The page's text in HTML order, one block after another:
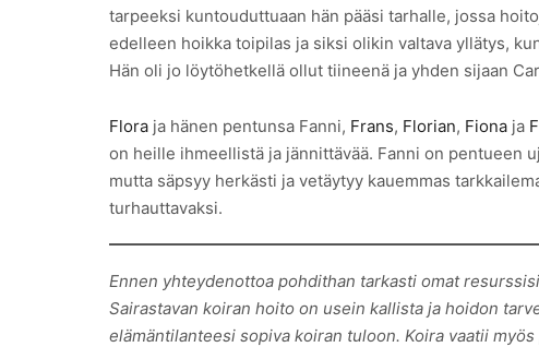
tarpeeksi kuntouduttuaan hän pääsi tarhalle, jossa
edelleen hoikka toipilas ja siksi olikin valtava yllätys,
Hän oli jo löytöhetkellä ollut tiineenä ja yhden sijaan
Flora ja hänen pentunsa Fanni, Frans, Florian, Fiona ja
on heille ihmeellistä ja jännittävää. Fanni on pentueen
mutta säpsyy herkästi ja vetäytyy kauemmas
turhauttavaksi.
Ennen yhteydenottoa pohdithan tarkasti omat
Sairastavan koiran hoito on usein kallista ja hoidon
elämäntilanteesi sopiva koiran tuloon. Koira vaatii